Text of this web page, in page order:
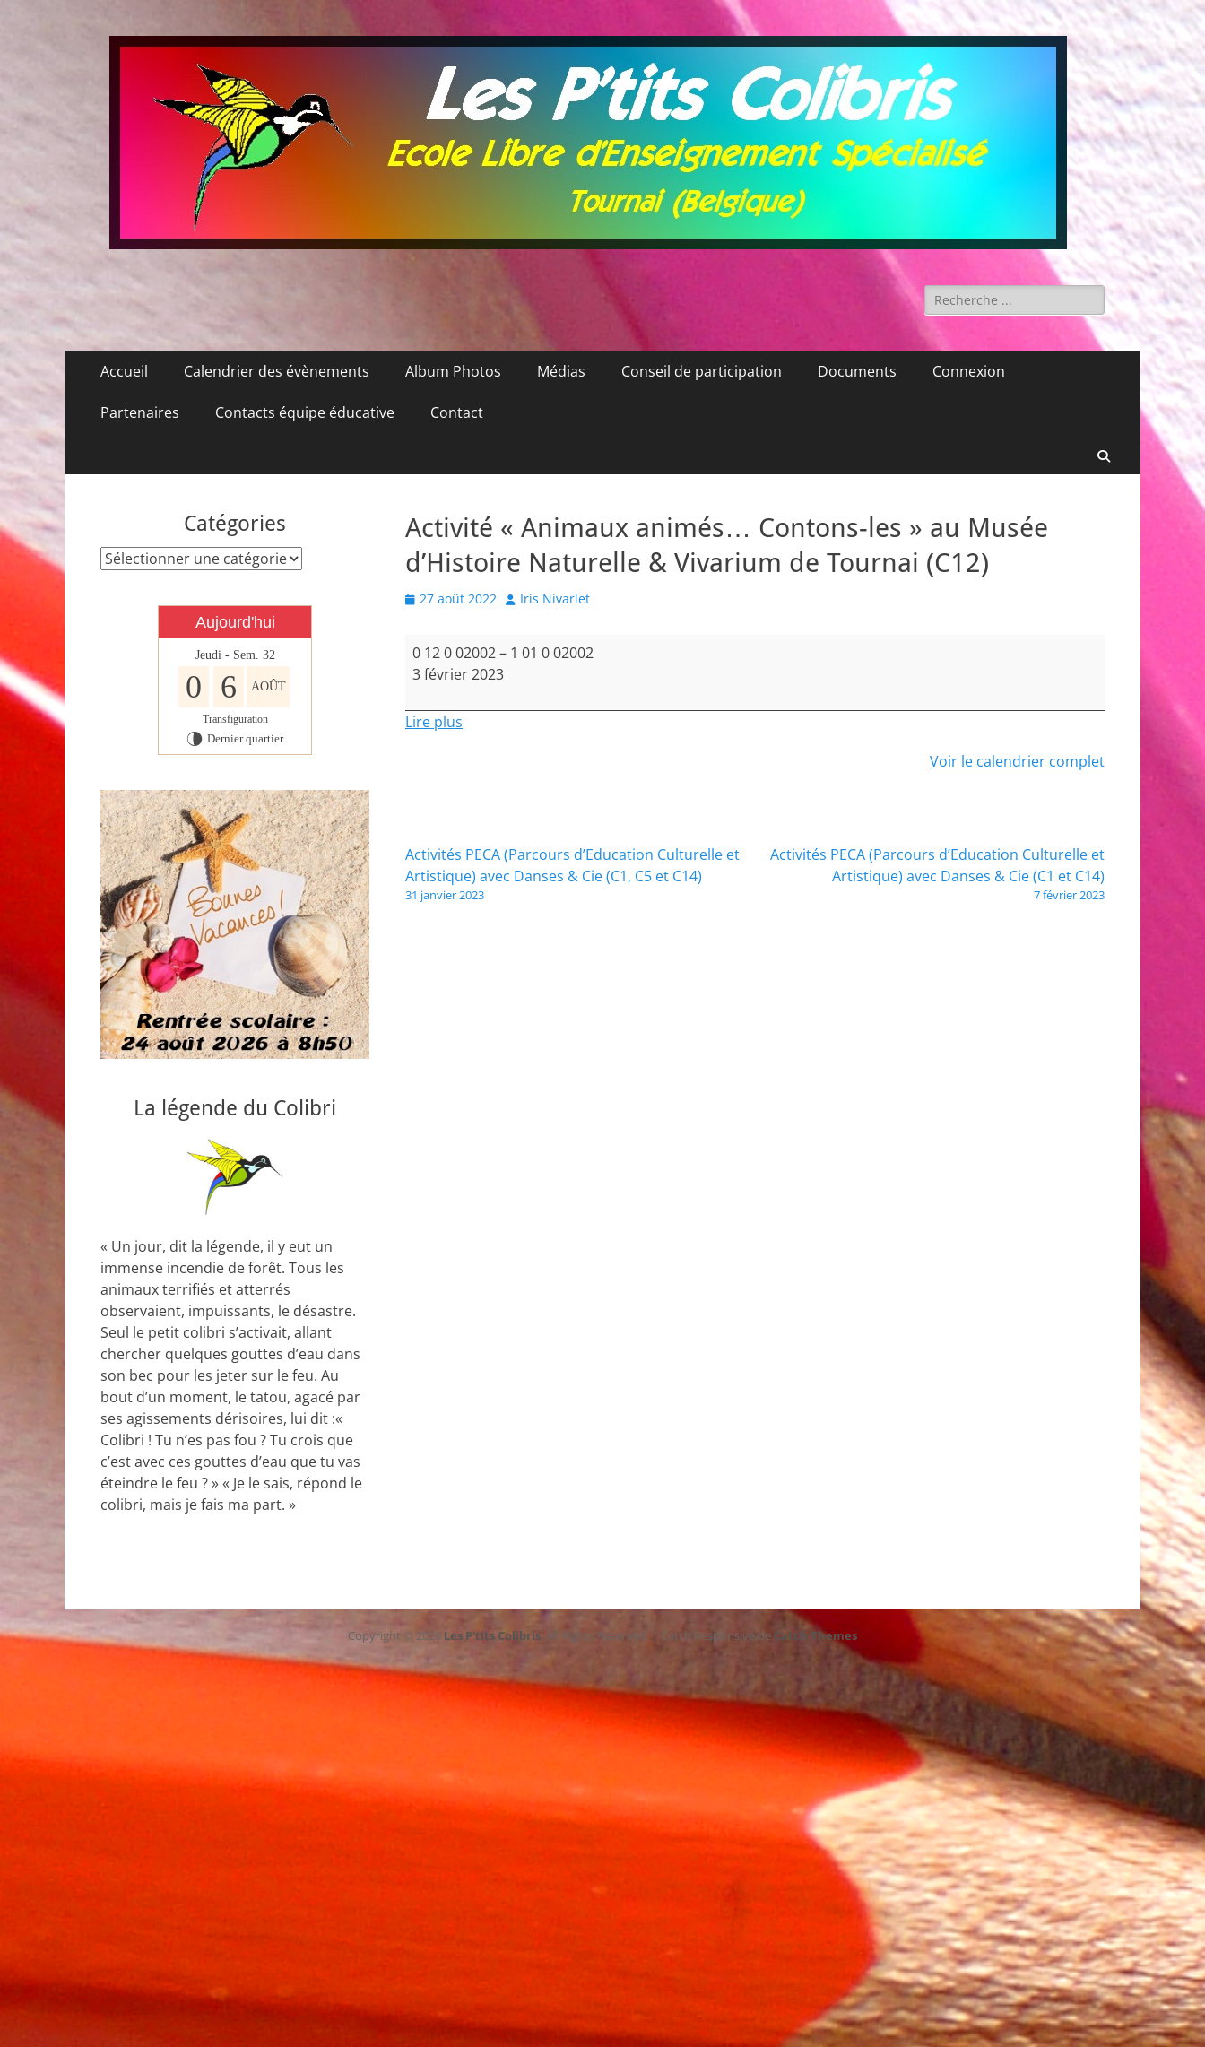
Les P'tits Colibris
Rechercher :
Menu
contenu
Accueil Calendrier des évènements Album Photos Médias Conseil de participation Documents Connexion
Partenaires Contacts équipe éducative Contact
Recherche
Activité « Animaux animés… Contons-les » au Musée
d’Histoire Naturelle & Vivarium de Tournai (C12)
Posted
27 août 2022 Author
Iris Nivarlet
Activité
animés…
Contons-
Naturelle
&
Vivarium
0 12 0 02002– 1 01 0 02002
3 février 2023
Lire plus
Voir le calendrier complet
Navigation
de
Activités PECA (Parcours d’Education Culturelle et
Artistique) avec Danses & Cie (C1, C5 et C14)
31 janvier 2023
Activités PECA (Parcours d’Education Culturelle et
Artistique) avec Danses & Cie (C1 et C14)
7 février 2023
Catégories
Catégories
Aujourd'hui
Jeudi - Sem. 32
0 6 AOÛT
Transfiguration
U Dernier quartier
La légende du Colibri
« Un jour, dit la légende, il y eut un
immense incendie de forêt. Tous les
animaux terrifiés et atterrés
observaient, impuissants, le désastre.
Seul le petit colibri s’activait, allant
chercher quelques gouttes d’eau dans
son bec pour les jeter sur le feu. Au
bout d’un moment, le tatou, agacé par
ses agissements dérisoires, lui dit :«
Colibri ! Tu n’es pas fou ? Tu crois que
c’est avec ces gouttes d’eau que tu vas
éteindre le feu ? » « Je le sais, répond le
colibri, mais je fais ma part. »
Copyright © 2026 Les P'tits Colibris. All Rights Reserved. | Catch Responsive de Catch Themes